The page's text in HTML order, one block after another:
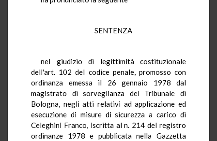
SENTENZA
nel giudizio di legittimità costituzionale
dell'art. 102 del codice penale, promosso con
ordinanza emessa il 26 gennaio 1978 dal
magistrato di sorveglianza del Tribunale di
Bologna, negli atti relativi ad applicazione ed
esecuzione di misure di sicurezza a carico di
Celeghini Franco, iscritta al n. 214 del registro
ordinanze 1978 e pubblicata nella Gazzetta